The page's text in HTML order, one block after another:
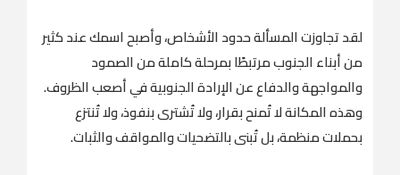
‏لقد تجاوزت المسألة حدود الأشخاص، وأصبح اسمك عند كثير
من أبناء الجنوب مرتبطًا بمرحلة كاملة من الصمود
والمواجهة والدفاع عن الإرادة الجنوبية في أصعب الظروف.
وهذه المكانة لا تُمنح بقرار، ولا تُشترى بنفوذ، ولا تُنتزع
بحملات منظمة، بل تُبنى بالتضحيات والمواقف والثبات.